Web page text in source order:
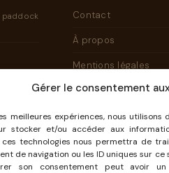
Gérer le consentement
meilleures expériences, nous utilisons
stocker et/ou accéder aux
technologies nous permettra de
de navigation ou les ID uniques sur
son consentement peut avoir
Contact
À propos
Mentions légales
Cookies